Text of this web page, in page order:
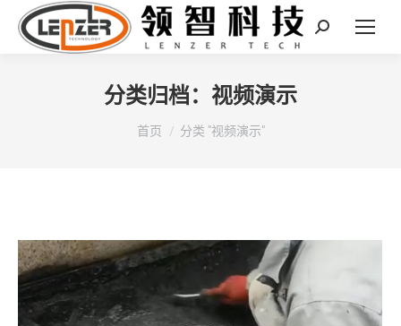
Search:
分类归档： 视频演示
您在这里：
首页 分类 "视频演示"